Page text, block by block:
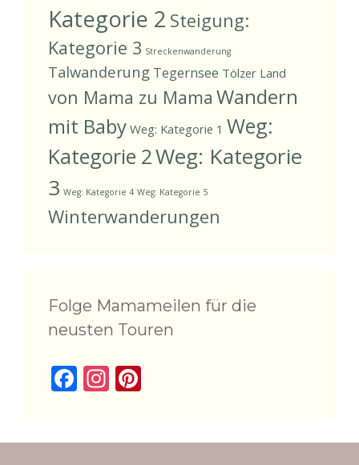
Kategorie 2 Steigung:
Kategorie 3 Streckenwanderung
Talwanderung Tegernsee Tölzer Land
von Mama zu Mama Wandern
mit Baby Weg: Kategorie 1 Weg:
Kategorie 2Weg: Kategorie
3 Weg: Kategorie 4 Weg: Kategorie 5
Winterwanderungen
Folge Mamameilen für die
neusten Touren
F In